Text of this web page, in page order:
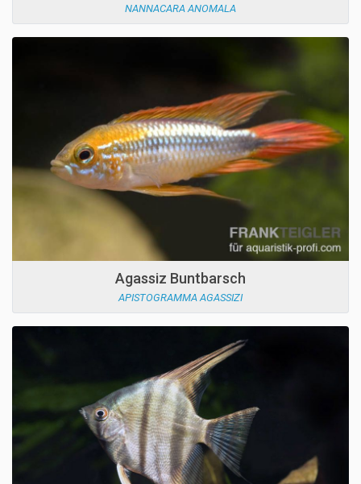
NANNACARA ANOMALA
Agassiz Buntbarsch
APISTOGRAMMA AGASSIZI